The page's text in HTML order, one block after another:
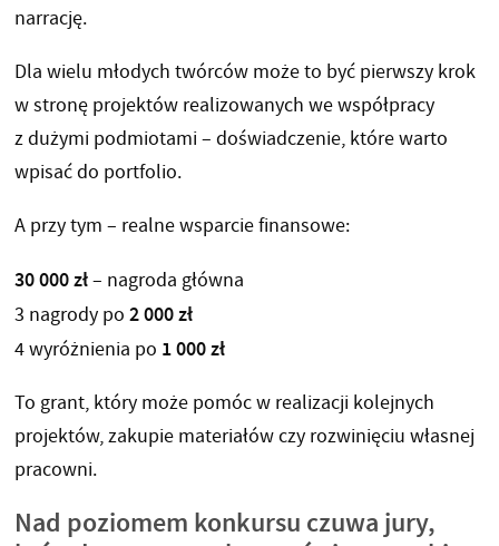
narrację.
Dla wielu młodych twórców może to być pierwszy krok
w stronę projektów realizowanych we współpracy
z dużymi podmiotami – doświadczenie, które warto
wpisać do portfolio.
A przy tym – realne wsparcie finansowe:
30 000 zł– nagroda główna
3 nagrody po 2 000 zł
4 wyróżnienia po 1 000 zł
To grant, który może pomóc w realizacji kolejnych
projektów, zakupie materiałów czy rozwinięciu własnej
pracowni.
Nad poziomem konkursu czuwa jury,